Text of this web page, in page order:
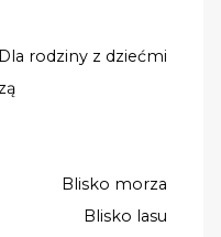
Dla rodziny z dziećmi
Blisko morza
Blisko lasu